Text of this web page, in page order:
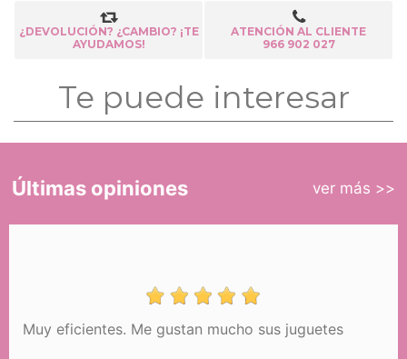
¿DEVOLUCIÓN? ¿CAMBIO? ¡TE
AYUDAMOS!
ATENCIÓN AL CLIENTE
966 902 027
Te puede interesar
Últimas opiniones ver más >>
Muy eficientes. Me gustan mucho sus juguetes